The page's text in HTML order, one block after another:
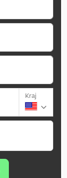
Kraj